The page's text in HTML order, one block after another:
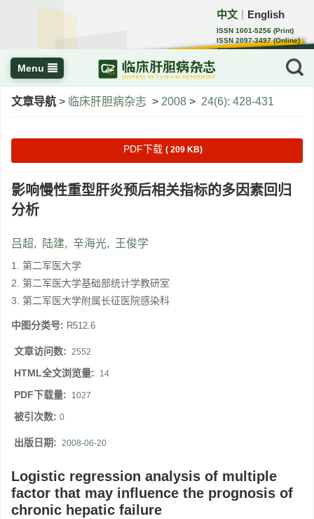
中文 English
ISSN 1001-5256 (Print)
ISSN 2097-3497 (Online)
CN 22-1108/R
Menu
文章导航 > 临床肝胆病杂志 > 2008 > 24(6): 428-431
PDF下载 ( 209 KB)
影响慢性重型肝炎预后相关指标的多因素回归
分析
吕超, 陆建, 辛海光, 王俊学
1. 第二军医大学
2. 第二军医大学基础部统计学教研室
3. 第二军医大学附属长征医院感染科
中图分类号: R512.6
文章访问数: 2552
HTML全文浏览量: 14
PDF下载量: 1027
被引次数: 0
出版日期: 2008-06-20
Logistic regression analysis of multiple
factor that may influence the prognosis of
chronic hepatic failure